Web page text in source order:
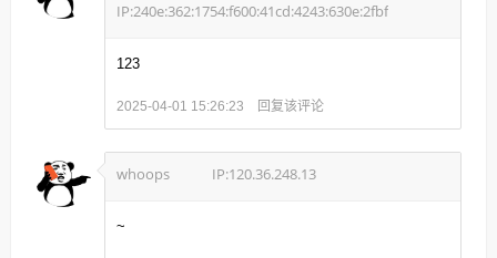
IP:240e:362:1754:f600:41cd:4243:630e:2fbf
123
2025-04-01 15:26:23 回复该评论
whoops IP:120.36.248.13
~